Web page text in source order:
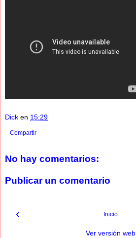
Dick en 15:29
Compartir
No hay comentarios:
Publicar un comentario
‹ Inicio
Ver versión web